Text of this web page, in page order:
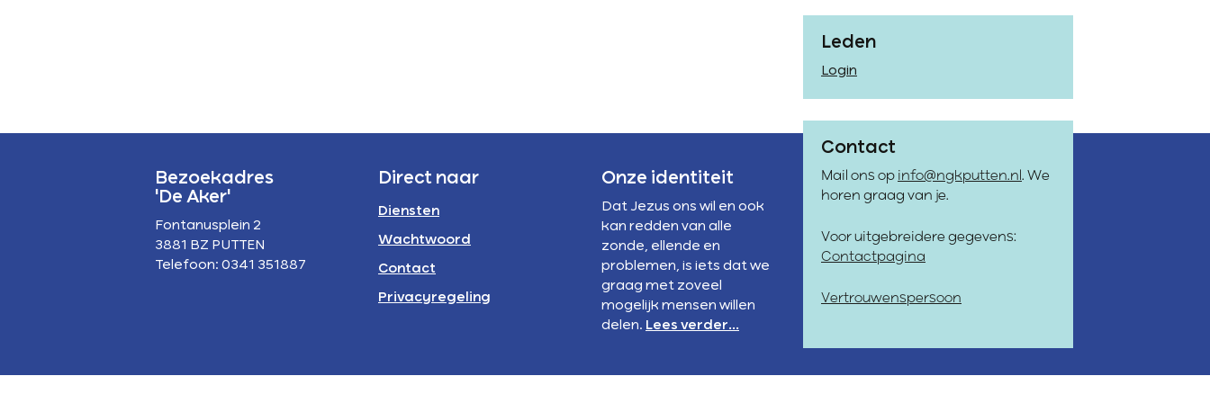
Leden
Login
Contact
Mail ons op info@ngkputten.nl . We
horen graag van je.
Voor uitgebreidere gegevens:
Contactpagina
Vertrouwenspersoon
Bezoekadres
'De Aker'
Fontanusplein 2
3881 BZ PUTTEN
Telefoon: 0341 351887
Direct naar
Diensten
Wachtwoord
Contact
Privacyregeling
Onze identiteit
Dat Jezus ons wil en ook
kan redden van alle
zonde, ellende en
problemen, is iets dat we
graag met zoveel
mogelijk mensen willen
delen. Lees verder...